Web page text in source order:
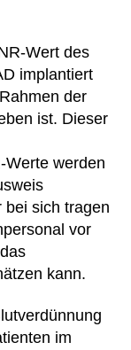
Wert des
implantiert
der
ist. Dieser
Werte werden
bei sich tragen
vor
kann.
im